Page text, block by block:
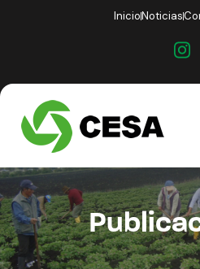
InicioNoticias